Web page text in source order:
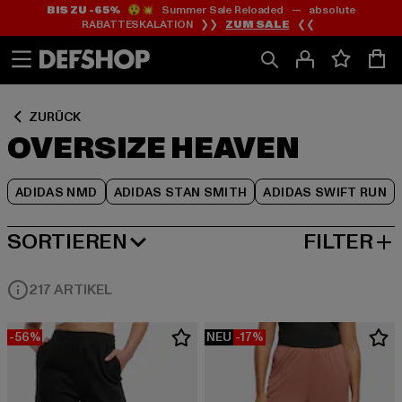
Zum
Inhalt
springen
Zum
Fußzeile
springen
BIS ZU -65%😲💥 Summer Sale Reloaded — absolute
RABATTESKALATION ❯❯ ZUM SALE ❮❮
ZURÜCK
OVERSIZE HEAVEN
ADIDAS NMD ADIDAS STAN SMITH ADIDAS SWIFT RUN
Zum
Produktraster
springen
SORTIEREN
BELIEBTESTE FILTER
217 ARTIKEL
-56% NEU -17%